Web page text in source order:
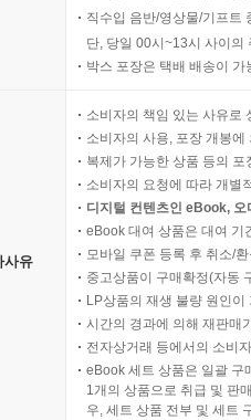
직수입 음반/영상물/기프트
단, 당일 00시~13시 사이의
박스 포장은 택배 배송이
사유
소비자의 책임 있는 사유로
소비자의 사용, 포장 개봉
복제가 가능한 상품 등의
소비자의 요청에 따라 개별
디지털 컨텐츠인 eBook,
eBook 대여 상품은 대여 기
모바일 쿠폰 등록 후 취소/
중고상품이 구매확정(자동
LP상품의 재생 불량 원인
시간의 경과에 의해 재판매
전자상거래 등에서의 소비
eBook 세트 상품은 일괄 구
1개의 상품으로 취급 및 판
우, 세트 상품 전부 및 세트